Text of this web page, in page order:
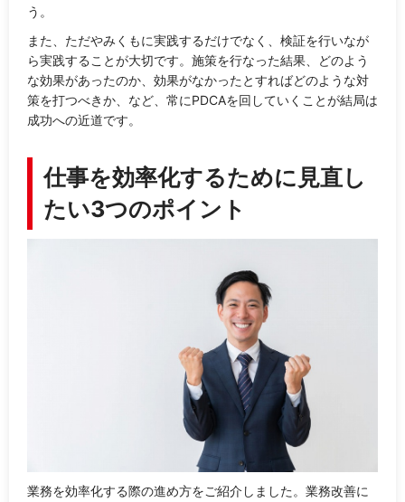
う。
また、ただやみくもに実践するだけでなく、検証を行いなが
ら実践することが大切です。施策を行なった結果、どのよう
な効果があったのか、効果がなかったとすればどのような対
策を打つべきか、など、常にPDCAを回していくことが結局は
成功への近道です。
仕事を効率化するために見直し
たい3つのポイント
業務を効率化する際の進め方をご紹介しました。業務改善に